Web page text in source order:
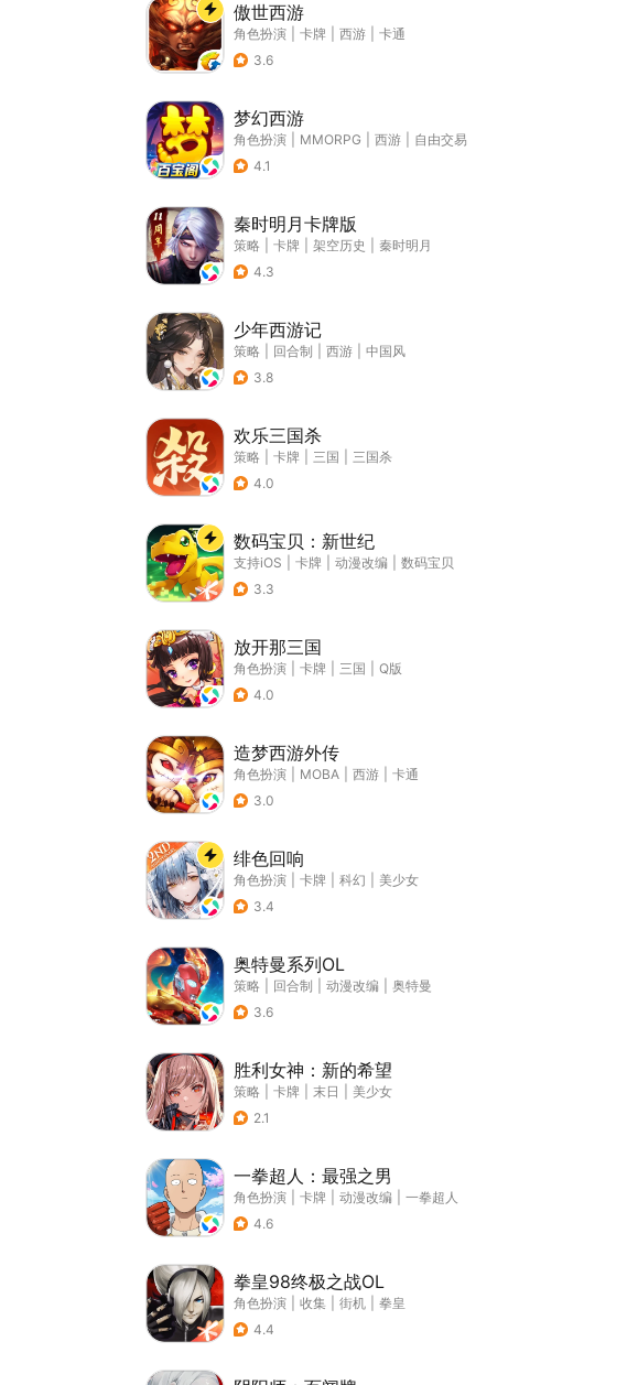
傲世西游
角色扮演 卡牌 西游
卡通
3.6
梦幻西游
角色扮演 MMORPG 西游
自由交易
4.1
秦时明月卡牌版
策略 卡牌 架空历史
秦时明月
4.3
少年西游记
策略 回合制 西游
中国风
3.8
欢乐三国杀
策略 卡牌 三国
三国杀
4.0
数码宝贝：新世纪
支持iOS 卡牌 动漫改编
数码宝贝
3.3
放开那三国
角色扮演 卡牌 三国
Q版
4.0
造梦西游外传
角色扮演 MOBA 西游
卡通
3.0
绯色回响
角色扮演 卡牌 科幻
美少女
3.4
奥特曼系列OL
策略 回合制 动漫改编
奥特曼
3.6
胜利女神：新的希望
策略 卡牌 末日
美少女
2.1
一拳超人：最强之男
角色扮演 卡牌 动漫改编
一拳超人
4.6
拳皇98终极之战OL
角色扮演 收集 街机
拳皇
4.4